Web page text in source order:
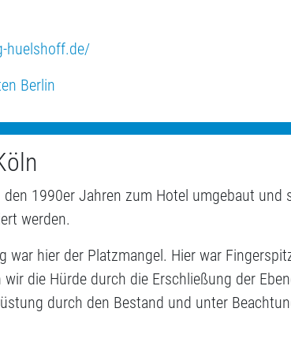
huelshoff.de/
Berlin
den 1990er Jahren zum Hotel umgebaut und
werden.
war hier der Platzmangel. Hier war
die Hürde durch die Erschließung der
durch den Bestand und unter